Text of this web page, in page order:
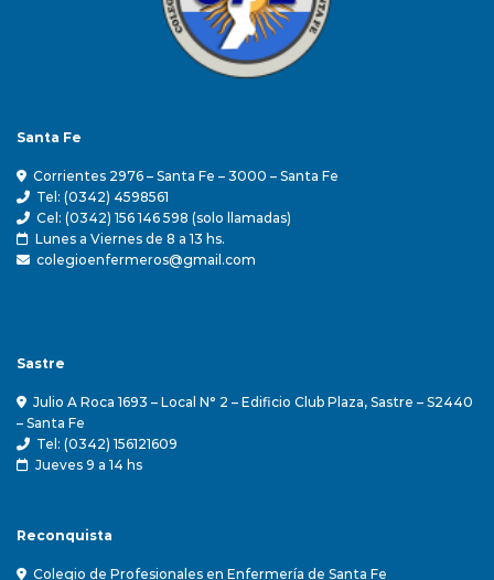
Santa Fe
Corrientes 2976 – Santa Fe – 3000 – Santa Fe
Tel: (0342) 4598561
Cel: (0342) 156 146 598 (solo llamadas)
Lunes a Viernes de 8 a 13 hs.
colegioenfermeros@gmail.com
Sastre
Julio A Roca 1693 – Local N° 2 – Edificio Club Plaza, Sastre – S2440
– Santa Fe
Tel: (0342) 156121609
Jueves 9 a 14 hs
Reconquista
Colegio de Profesionales en Enfermería de Santa Fe